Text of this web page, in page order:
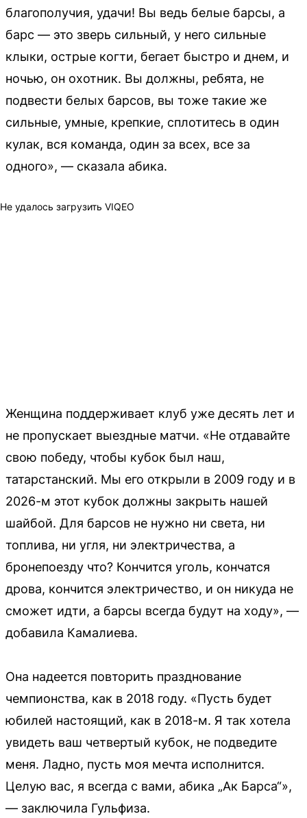
благополучия, удачи! Вы ведь белые барсы, а
барс — это зверь сильный, у него сильные
клыки, острые когти, бегает быстро и днем, и
ночью, он охотник. Вы должны, ребята, не
подвести белых барсов, вы тоже такие же
сильные, умные, крепкие, сплотитесь в один
кулак, вся команда, один за всех, все за
одного», — сказала абика.
Не удалось загрузить VIQEO
Женщина поддерживает клуб уже десять лет и
не пропускает выездные матчи. «Не отдавайте
свою победу, чтобы кубок был наш,
татарстанский. Мы его открыли в 2009 году и в
2026-м этот кубок должны закрыть нашей
шайбой. Для барсов не нужно ни света, ни
топлива, ни угля, ни электричества, а
бронепоезду что? Кончится уголь, кончатся
дрова, кончится электричество, и он никуда не
сможет идти, а барсы всегда будут на ходу», —
добавила Камалиева.
Она надеется повторить празднование
чемпионства, как в 2018 году. «Пусть будет
юбилей настоящий, как в 2018-м. Я так хотела
увидеть ваш четвертый кубок, не подведите
меня. Ладно, пусть моя мечта исполнится.
Целую вас, я всегда с вами, абика „Ак Барса“»,
— заключила Гульфиза.